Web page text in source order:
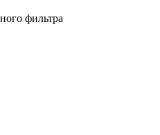
фильтра